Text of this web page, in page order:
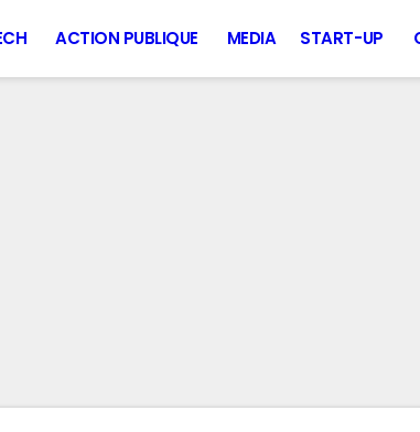
ACTION PUBLIQUE MEDIA START-UP